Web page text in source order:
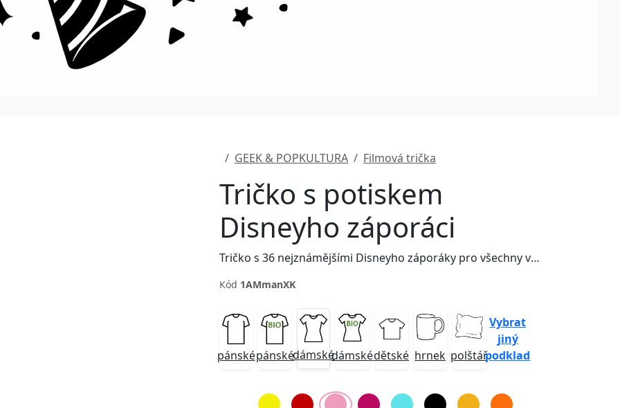
GEEK & POPKULTURA Filmová trička
Tričko s potiskem
Disneyho záporáci
Tričko s 36 nejznámějšími Disneyho záporáky pro všechny velké milovníky Disney pohádek! :)
Kód 1AMmanXK
pánsképánskédámskédámskédětské hrnek polštář
Vybrat
jiný
podklad